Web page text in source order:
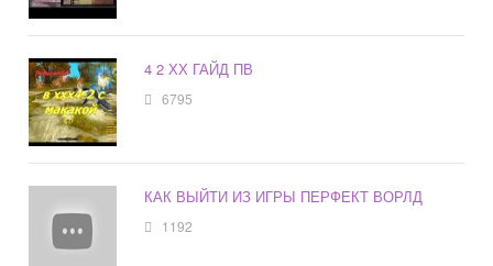
4 2 ХХ ГАЙД ПВ
6795
КАК ВЫЙТИ ИЗ ИГРЫ ПЕРФЕКТ ВОРЛД
1192